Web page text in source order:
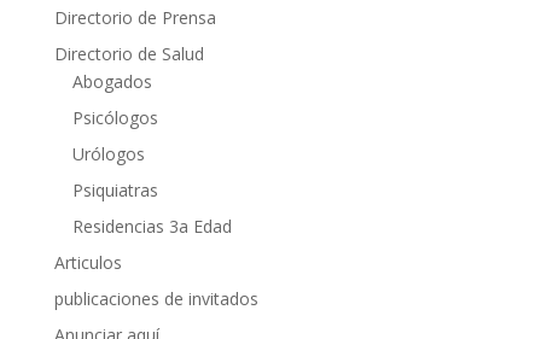
Directorio de Prensa
Directorio de Salud
Abogados
Psicólogos
Urólogos
Psiquiatras
Residencias 3a Edad
Articulos
publicaciones de invitados